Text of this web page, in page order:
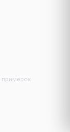
примерок